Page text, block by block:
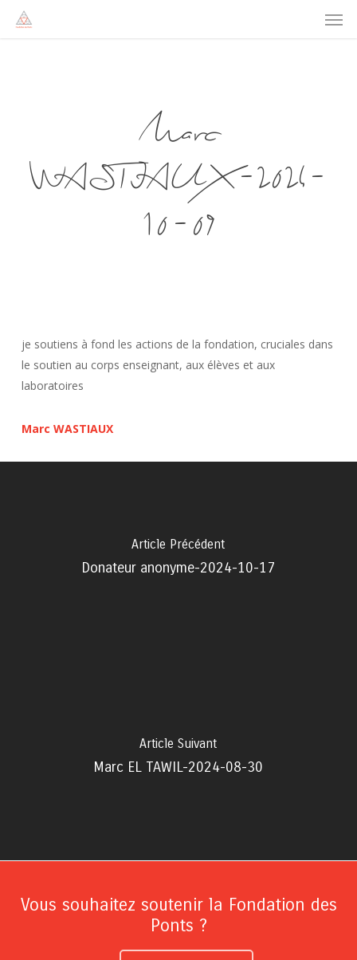
Marc
WASTIAUX-2024-
10-09
je soutiens à fond les actions de la fondation, cruciales dans
le soutien au corps enseignant, aux élèves et aux
laboratoires
Marc WASTIAUX
Article Précédent
Donateur anonyme-2024-10-17
Article Suivant
Marc EL TAWIL-2024-08-30
Vous souhaitez soutenir la Fondation des
Ponts ?